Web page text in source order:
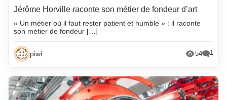
Jérôme Horville raconte son métier de fondeur d’art
« Un métier où il faut rester patient et humble » : il raconte
son métier de fondeur […]
piwi 54 1